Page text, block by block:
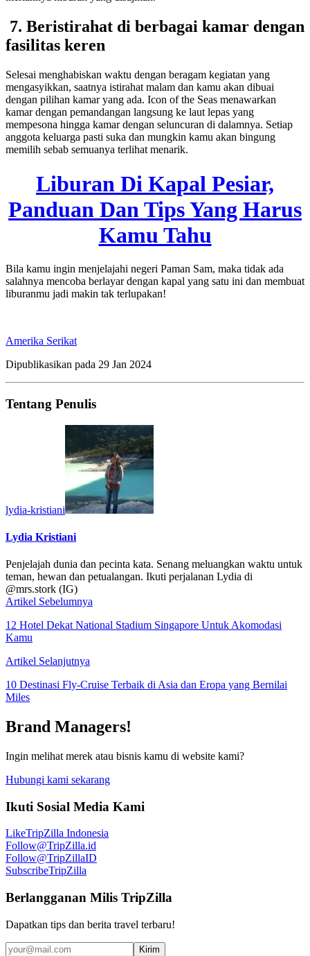
7. Beristirahat di berbagai kamar dengan
fasilitas keren
Selesai menghabiskan waktu dengan beragam kegiatan yang
mengasyikkan, saatnya istirahat malam dan kamu akan dibuai
dengan pilihan kamar yang ada. Icon of the Seas menawarkan
kamar dengan pemandangan langsung ke laut lepas yang
mempesona hingga kamar dengan seluncuran di dalamnya. Setiap
anggota keluarga pasti suka dan mungkin kamu akan bingung
memilih sebab semuanya terlihat menarik.
Liburan Di Kapal Pesiar,
Panduan Dan Tips Yang Harus
Kamu Tahu
Bila kamu ingin menjelajahi negeri Paman Sam, maka tidak ada
salahnya mencoba berlayar dengan kapal yang satu ini dan membuat
liburanmu jadi makin tak terlupakan!
Amerika Serikat
Dipublikasikan pada 29 Jan 2024
Tentang Penulis
lydia-kristiani
Lydia Kristiani
Penjelajah dunia dan pecinta kata. Senang meluangkan waktu untuk
teman, hewan dan petualangan. Ikuti perjalanan Lydia di
@mrs.stork (IG)
Artikel Sebelumnya
12 Hotel Dekat National Stadium Singapore Untuk Akomodasi
Kamu
Artikel Selanjutnya
10 Destinasi Fly-Cruise Terbaik di Asia dan Eropa yang Bernilai
Miles
Brand Managers!
Ingin melihat merek atau bisnis kamu di website kami?
Hubungi kami sekarang
Ikuti Sosial Media Kami
LikeTripZilla Indonesia
Follow@TripZilla.id
Follow@TripZillaID
SubscribeTripZilla
Berlangganan Milis TripZilla
Dapatkan tips dan berita travel terbaru!
Kirim